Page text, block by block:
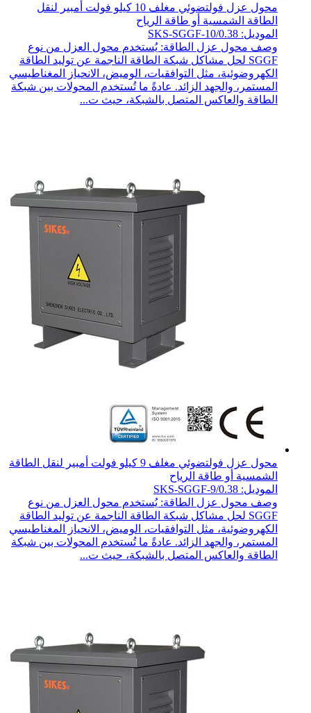
محول عزل فولتضوئي مغلف 10 كيلو فولت أمبير لنقل
الطاقة الشمسية أو طاقة الرياح
الموديل: SKS-SGGF-10/0.38
وصف محول عزل الطاقة: يُستخدم محول العزل من نوع
SGGF لحل مشاكل شبكة الطاقة الناجمة عن توليد الطاقة
الكهروضوئية، مثل التوافقيات، الوميض، الانحياز المغناطيسي
المستمر، والجهد الزائد. عادةً ما تُستخدم المحولات بين شبكة
الطاقة والعاكس المتصل بالشبكة، حيث ت...
محول عزل فولتضوئي مغلف 9 كيلو فولت أمبير لنقل الطاقة
الشمسية أو طاقة الرياح
الموديل: SKS-SGGF-9/0.38
وصف محول عزل الطاقة: يُستخدم محول العزل من نوع
SGGF لحل مشاكل شبكة الطاقة الناجمة عن توليد الطاقة
الكهروضوئية، مثل التوافقيات، الوميض، الانحياز المغناطيسي
المستمر، والجهد الزائد. عادةً ما تُستخدم المحولات بين شبكة
الطاقة والعاكس المتصل بالشبكة، حيث ت...